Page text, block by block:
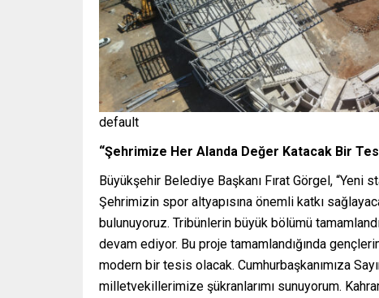
default
“Şehrimize Her Alanda Değer Katacak Bir
Büyükşehir Belediye Başkanı Fırat Görgel, “Yeni
Şehrimizin spor altyapısına önemli katkı
bulunuyoruz. Tribünlerin büyük bölümü
devam ediyor. Bu proje tamamlandığında
modern bir tesis olacak. Cumhurbaşkanımıza
milletvekillerimize şükranlarımı sunuyorum.